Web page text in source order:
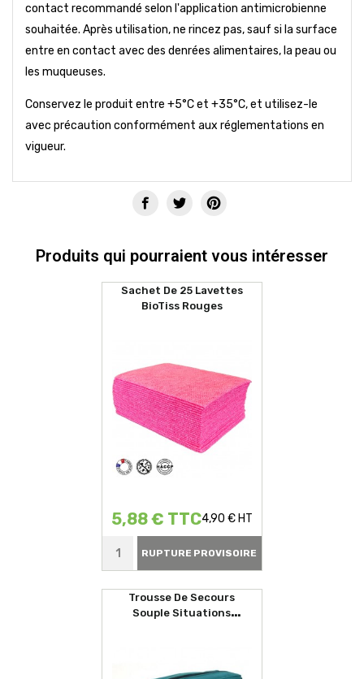
contact recommandé selon l'application antimicrobienne
souhaitée. Après utilisation, ne rincez pas, sauf si la surface
entre en contact avec des denrées alimentaires, la peau ou
les muqueuses.
Conservez le produit entre +5°C et +35°C, et utilisez-le
avec précaution conformément aux réglementations en
vigueur.
Produits qui pourraient vous intéresser
Sachet De 25 Lavettes
BioTiss Rouges
5,88 € TTC4,90 € HT
RUPTURE PROVISOIRE
Trousse De Secours
Souple Situations